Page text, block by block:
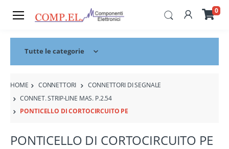
0
Tutte le categorie
HOME CONNETTORI
CONNETTORI DI SEGNALE
CONNET. STRIP-LINE MAS. P.2.54
PONTICELLO DI CORTOCIRCUITO PE
PONTICELLO DI CORTOCIRCUITO PE